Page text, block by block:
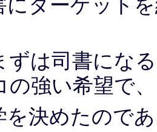
にターゲット
ずは司書にな
の強い希望で、
を決めたので